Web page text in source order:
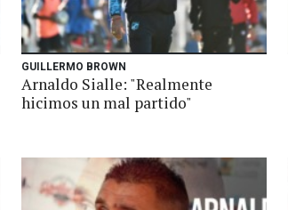
GUILLERMO BROWN
Arnaldo Sialle: "Realmente
hicimos un mal partido"